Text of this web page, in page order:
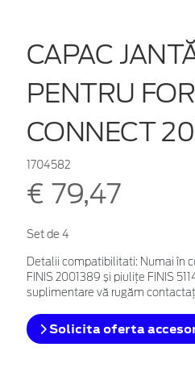
CAPAC
PENTRU
CONNECT
1704582
€ 79,47
Set de 4
Detalii compatibilitati: Numai în
FINIS 2001389 și piulițe FINIS
suplimentare vă rugăm
Solicita oferta